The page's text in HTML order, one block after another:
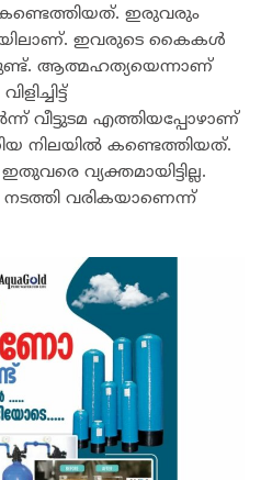
ഇരുവരും
നിലയിലാണ്. ഇവരുടെ കൈകൾ
ആത്മഹത്യയെന്നാണ്
വീട്ടുടമ എത്തിയപ്പോഴാണ്
നിലയിൽ കണ്ടെത്തിയത്.
വ്യക്തമായിട്ടില്ല.
വരികയാണെന്ന്